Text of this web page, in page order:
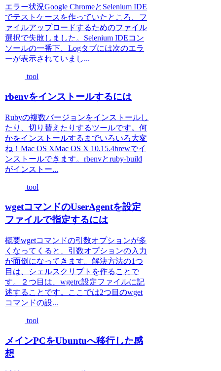
エラー状況Google ChromeとSelenium IDE
でテストケースを作っていたところ、フ
ァイルアップロードするためのファイル
選択で失敗しました。Selenium IDEコン
ソールの一番下、Logタブには次のエラ
ーが表示されていまし...
tool
rbenvをインストールするには
Rubyの複数バージョンをインストールし
たり、切り替えたりするツールです。何
かをインストールするまでいろいろ大変
ね！Mac OS XMac OS X 10.15.4brewでイ
ンストールできます。rbenvとruby-build
がインストー...
tool
wgetコマンドのUserAgentを設定
ファイルで指定するには
概要wgetコマンドの引数オプションが多
くなってくると、引数オプションの入力
が面倒になってきます。解決方法の1つ
目は、シェルスクリプトを作ることで
す。２つ目は、wgetrc設定ファイルに記
述することです。ここでは2つ目のwget
コマンドの設...
tool
メインPCをUbuntuへ移行した感
想